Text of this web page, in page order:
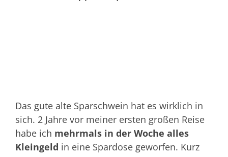
Das gute alte Sparschwein hat es wirklich in
sich. 2 Jahre vor meiner ersten großen Reise
habe ich mehrmals in der Woche alles
Kleingeld in eine Spardose geworfen. Kurz